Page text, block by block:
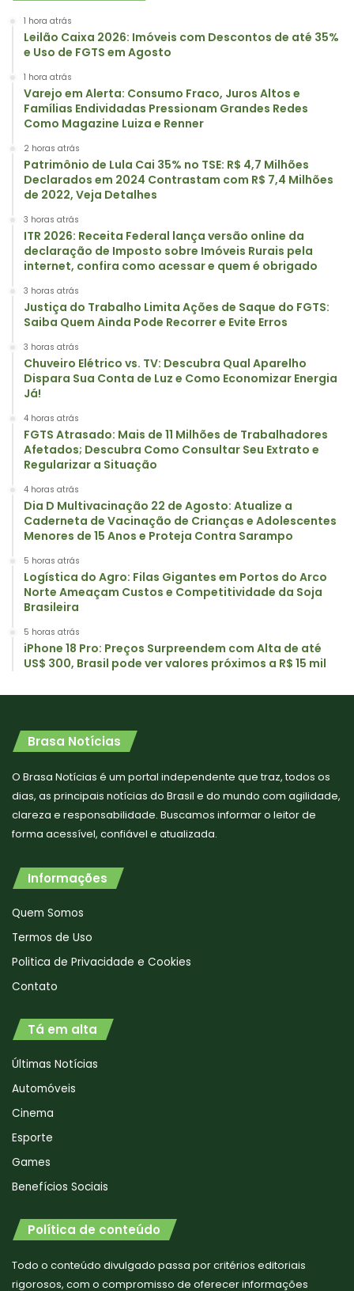
1 hora atrás
Leilão Caixa 2026: Imóveis com Descontos de até 35%
e Uso de FGTS em Agosto
1 hora atrás
Varejo em Alerta: Consumo Fraco, Juros Altos e
Famílias Endividadas Pressionam Grandes Redes
Como Magazine Luiza e Renner
2 horas atrás
Patrimônio de Lula Cai 35% no TSE: R$ 4,7 Milhões
Declarados em 2024 Contrastam com R$ 7,4 Milhões
de 2022, Veja Detalhes
3 horas atrás
ITR 2026: Receita Federal lança versão online da
declaração de Imposto sobre Imóveis Rurais pela
internet, confira como acessar e quem é obrigado
3 horas atrás
Justiça do Trabalho Limita Ações de Saque do FGTS:
Saiba Quem Ainda Pode Recorrer e Evite Erros
3 horas atrás
Chuveiro Elétrico vs. TV: Descubra Qual Aparelho
Dispara Sua Conta de Luz e Como Economizar Energia
Já!
4 horas atrás
FGTS Atrasado: Mais de 11 Milhões de Trabalhadores
Afetados; Descubra Como Consultar Seu Extrato e
Regularizar a Situação
4 horas atrás
Dia D Multivacinação 22 de Agosto: Atualize a
Caderneta de Vacinação de Crianças e Adolescentes
Menores de 15 Anos e Proteja Contra Sarampo
5 horas atrás
Logística do Agro: Filas Gigantes em Portos do Arco
Norte Ameaçam Custos e Competitividade da Soja
Brasileira
5 horas atrás
iPhone 18 Pro: Preços Surpreendem com Alta de até
US$ 300, Brasil pode ver valores próximos a R$ 15 mil
Brasa Notícias
O Brasa Notícias é um portal independente que traz, todos os
dias, as principais notícias do Brasil e do mundo com agilidade,
clareza e responsabilidade. Buscamos informar o leitor de
forma acessível, confiável e atualizada.
Informações
Quem Somos
Termos de Uso
Politica de Privacidade e Cookies
Contato
Tá em alta
Últimas Notícias
Automóveis
Cinema
Esporte
Games
Benefícios Sociais
Política de conteúdo
Todo o conteúdo divulgado passa por critérios editoriais
rigorosos, com o compromisso de oferecer informações